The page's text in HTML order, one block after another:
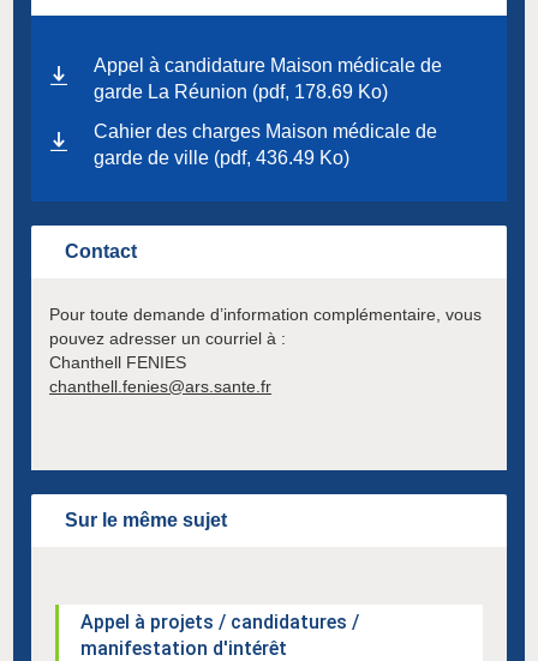
Appel à candidature Maison médicale de
garde La Réunion (pdf, 178.69 Ko)
Cahier des charges Maison médicale de
garde de ville (pdf, 436.49 Ko)
Contact
Pour toute demande d’information complémentaire, vous
pouvez adresser un courriel à :
Chanthell FENIES
chanthell.fenies@ars.sante.fr
Sur le même sujet
Appel à projets / candidatures /
manifestation d'intérêt